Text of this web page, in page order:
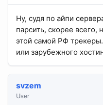
Ну, судя по айпи
парсить, скорее всего,
этой самой РФ
или зарубежного
svzem
User